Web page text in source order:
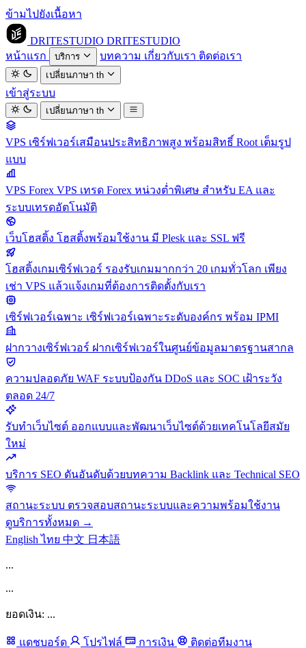
ข้ามไปยังเนื้อหา
DRITESTUDIO DRITESTUDIO
หน้าแรก
บริการ บทความ เกี่ยวกับเรา ติดต่อเรา
เปลี่ยนภาษาth
เข้าสู่ระบบ
เปลี่ยนภาษาth
VPS เซิร์ฟเวอร์เสมือนประสิทธิภาพสูง พร้อมสิทธิ์ Root เต็มรูป
แบบ
VPS Forex VPS เทรด Forex หน่วงต่ำพิเศษ สำหรับ EA และ
ระบบเทรดอัตโนมัติ
เว็บโฮสติ้ง โฮสติ้งพร้อมใช้งาน มี Plesk และ SSL ฟรี
โฮสติ้งเกมเซิร์ฟเวอร์ รองรับเกมมากกว่า 20 เกมทั่วโลก เพียง
เช่า VPS แล้วแจ้งเกมที่ต้องการติดตั้งกับเรา
เซิร์ฟเวอร์เฉพาะ เซิร์ฟเวอร์เฉพาะระดับองค์กร พร้อม IPMI
ฝากวางเซิร์ฟเวอร์ ฝากเซิร์ฟเวอร์ในศูนย์ข้อมูลมาตรฐานสากล
ความปลอดภัย WAF ระบบป้องกัน DDoS และ SOC เฝ้าระวัง
ตลอด 24/7
รับทำเว็บไซต์ ออกแบบและพัฒนาเว็บไซต์ด้วยเทคโนโลยีสมัย
ใหม่
บริการ SEO ดันอันดับด้วยบทความ Backlink และ Technical SEO
สถานะระบบ ตรวจสอบสถานะระบบและความพร้อมใช้งาน
ดูบริการทั้งหมด →
Englishไทย 中文 日本語
...
...
ยอดเงิน: ...
แดชบอร์ด โปรไฟล์ การเงิน ติดต่อทีมงาน